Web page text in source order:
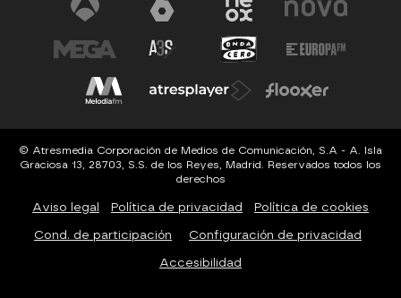
© Atresmedia Corporación de Medios de Comunicación, S.A - A. Isla
Graciosa 13, 28703, S.S. de los Reyes, Madrid. Reservados todos los
derechos
Aviso legal Política de privacidad Política de cookies
Cond. de participación Configuración de privacidad
Accesibilidad